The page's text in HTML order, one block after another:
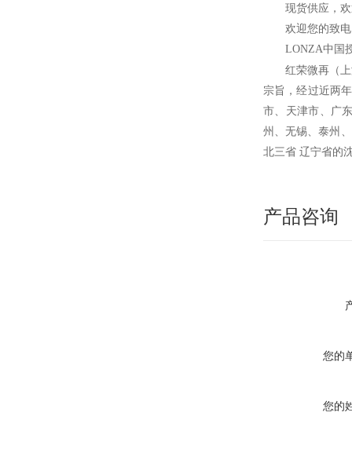
现货供应，
欢迎您的
LONZA中国
红荣微再（
宗旨，经过近两
市、天津市、广
州、无锡、泰州
北三省 辽宁省的
产品咨询
您的
您的